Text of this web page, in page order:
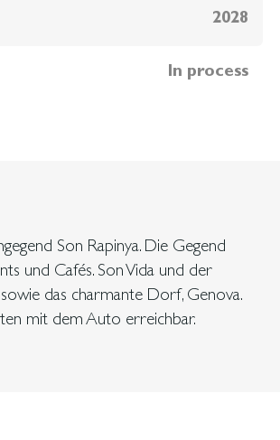
2028
In process
Son Rapinya. Die Gegend
und Cafés. Son Vida und der
das charmante Dorf, Genova.
mit dem Auto erreichbar.